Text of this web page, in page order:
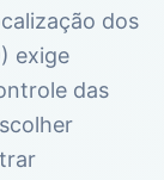
dos
exige
das